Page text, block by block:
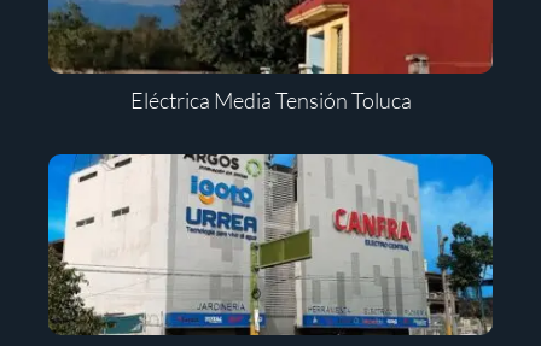
Eléctrica Media Tensión Toluca